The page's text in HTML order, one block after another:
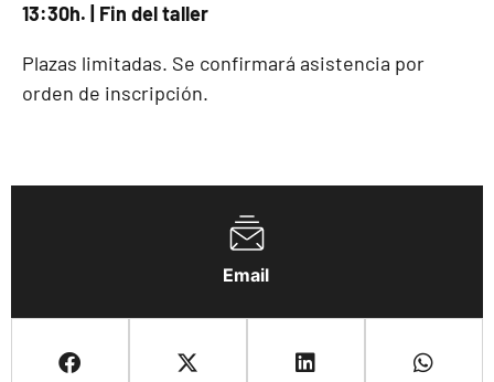
Email
13:30h. | Fin del taller
Plazas limitadas. Se confirmará asistencia por
orden de inscripción.